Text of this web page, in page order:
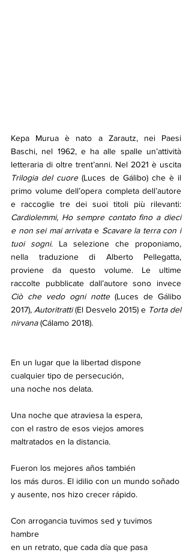
Kepa Murua è nato a Zarautz, nei Paesi
Baschi, nel 1962, e ha alle spalle un’attività
Trilogia del cuore (Luces de Gálibo) che è il
primo volume dell’opera completa dell’autore
Cardiolemmi, Ho sempre contato fino a dieci
e non sei mai arrivata e Scavare la terra con i
tuoi sogni. La selezione che proponiamo,
nella traduzione di Alberto Pellegatta,
proviene da questo volume. Le ultime
Ciò che vedo ogni notte (Luces de Gálibo
2017), Autoritratti (El Desvelo 2015) e Torta del
nirvana (Cálamo 2018).
En un lugar que la libertad dispone
cualquier tipo de persecución,
una noche nos delata.
Una noche que atraviesa la espera,
con el rastro de esos viejos amores
maltratados en la distancia.
Fueron los mejores años también
los más duros. El idilio con un mundo soñado
y ausente, nos hizo crecer rápido.
Con arrogancia tuvimos sed y tuvimos
hambre
en un retrato, que cada día que pasa